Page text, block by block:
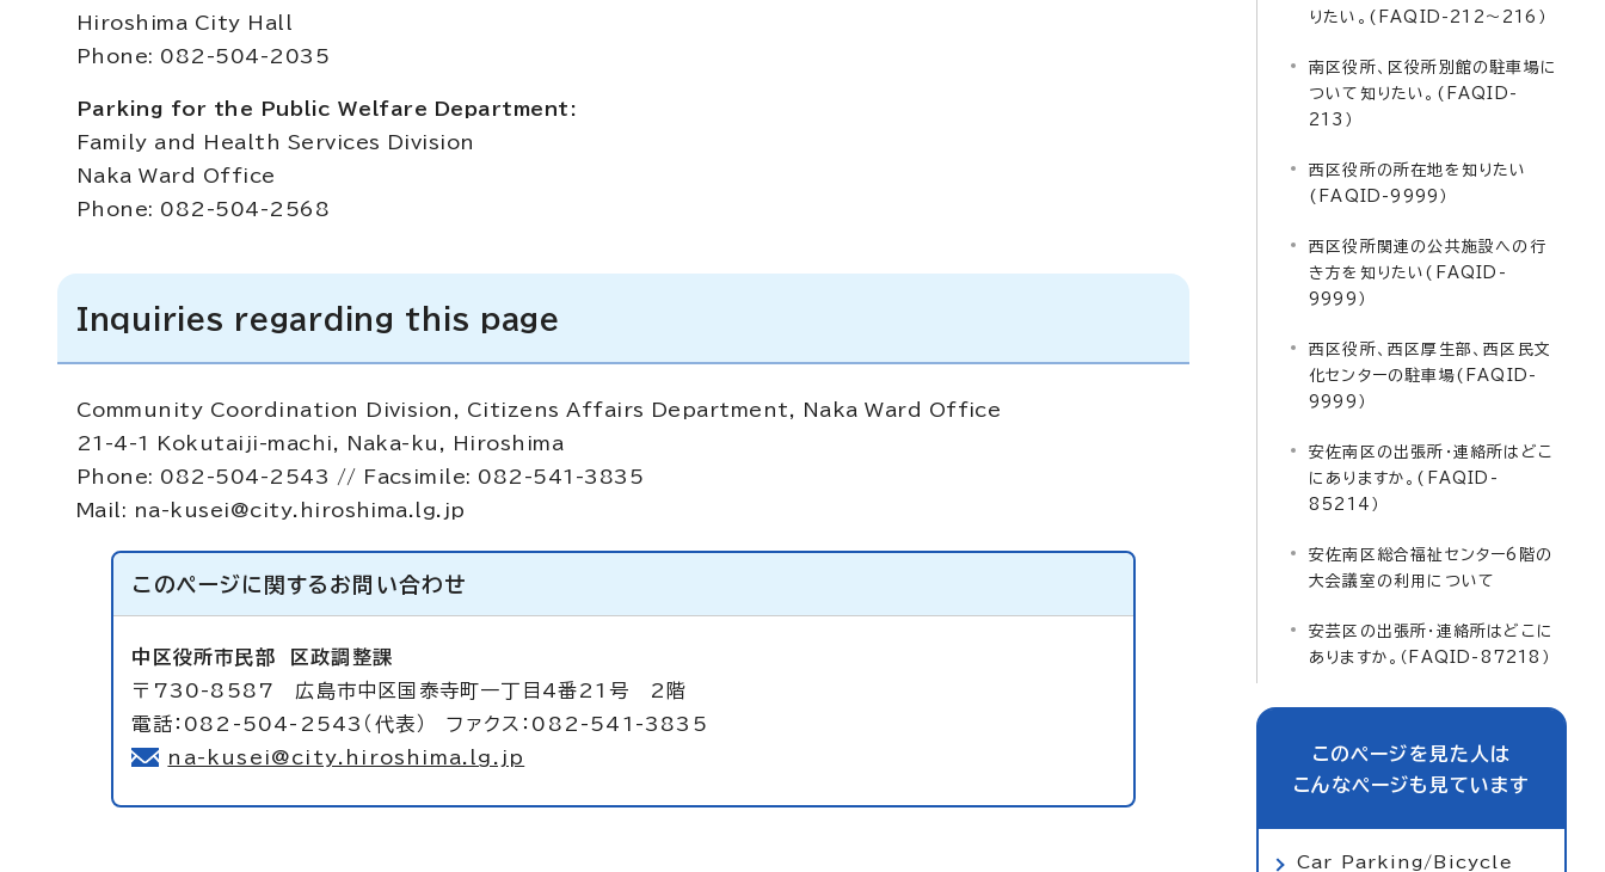
Hiroshima City Hall
Phone: 082-504-2035
Parking for the Public Welfare Department:
Family and Health Services Division
Naka Ward Office
Phone: 082-504-2568
Inquiries regarding this page
Community Coordination Division, Citizens Affairs Department, Naka Ward Office
21-4-1 Kokutaiji-machi, Naka-ku, Hiroshima
Phone: 082-504-2543 // Facsimile: 082-541-3835
Mail: na-kusei@city.hiroshima.lg.jp
このページに関する お問い合わせ
中区役所市民部
区政調整課
〒730-8587 広島市中区国泰寺町一丁目4番21号 2階
電話：082-504-2543（代表） ファクス：082-541-3835
na-kusei@city.hiroshima.lg.jp
りたい。(FAQID-212～216）
南区役所、区役所別館の駐車場に
ついて知りたい。(FAQID-
213）
西区役所の所在地を知りたい
(FAQID-9999）
西区役所関連の公共施設への行
き方を知りたい(FAQID-
9999）
西区役所、西区厚生部、西区民文
化センターの駐車場(FAQID-
9999）
安佐南区の出張所・連絡所はどこ
にありますか。(FAQID-
85214）
安佐南区総合福祉センター6階の
大会議室の利用について
安芸区の出張所・連絡所はどこに
ありますか。（FAQID-87218）
このページを見た人は
こんなページも見ています
Car Parking/Bicycle